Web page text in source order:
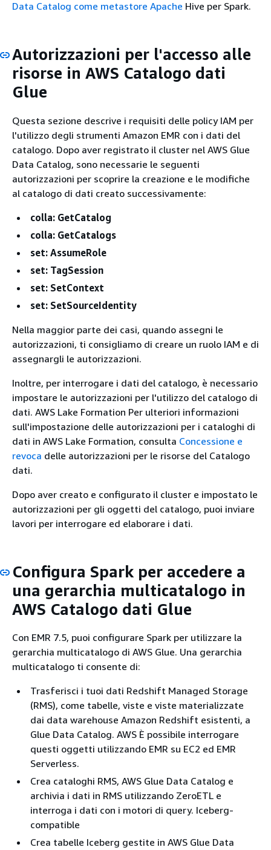
Data Catalog come metastore Apache Hive per Spark.
Autorizzazioni per l'accesso alle
risorse in AWS Catalogo dati
Glue
Questa sezione descrive i requisiti delle policy IAM per
l'utilizzo degli strumenti Amazon EMR con i dati del
catalogo. Dopo aver registrato il cluster nel AWS Glue
Data Catalog, sono necessarie le seguenti
autorizzazioni per scoprire la creazione e le modifiche
al catalogo di dati creato successivamente:
colla: GetCatalog
colla: GetCatalogs
set: AssumeRole
set: TagSession
set: SetContext
set: SetSourceIdentity
Nella maggior parte dei casi, quando assegni le
autorizzazioni, ti consigliamo di creare un ruolo IAM e di
assegnargli le autorizzazioni.
Inoltre, per interrogare i dati del catalogo, è necessario
impostare le autorizzazioni per l'utilizzo del catalogo di
dati. AWS Lake Formation Per ulteriori informazioni
sull'impostazione delle autorizzazioni per i cataloghi di
dati in AWS Lake Formation, consulta Concessione e
revoca delle autorizzazioni per le risorse del Catalogo
dati.
Dopo aver creato e configurato il cluster e impostato le
autorizzazioni per gli oggetti del catalogo, puoi inviare
lavori per interrogare ed elaborare i dati.
Configura Spark per accedere a
una gerarchia multicatalogo in
AWS Catalogo dati Glue
Con EMR 7.5, puoi configurare Spark per utilizzare la
gerarchia multicatalogo di AWS Glue. Una gerarchia
multicatalogo ti consente di:
Trasferisci i tuoi dati Redshift Managed Storage
(RMS), come tabelle, viste e viste materializzate
dai data warehouse Amazon Redshift esistenti, a
Glue Data Catalog. AWS È possibile interrogare
questi oggetti utilizzando EMR su EC2 ed EMR
Serverless.
Crea cataloghi RMS, AWS Glue Data Catalog e
archivia i dati in RMS utilizzando ZeroETL e
interroga i dati con i motori di query. Iceberg-
compatible
Crea tabelle Iceberg gestite in AWS Glue Data